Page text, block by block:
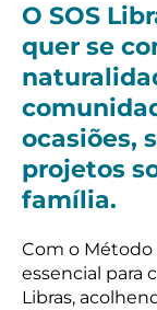
O SOS
quer se
ocasiões,
projetos
família.
Com o Método
essencial para
Libras,